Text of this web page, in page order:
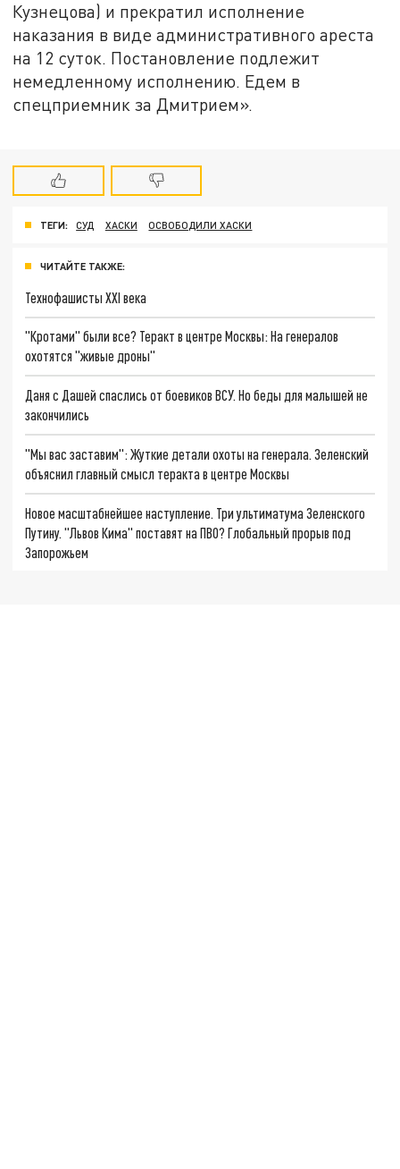
Кузнецова) и прекратил исполнение
наказания в виде административного ареста
на 12 суток. Постановление подлежит
немедленному исполнению. Едем в
спецприемник за Дмитрием».
ТЕГИ: СУД ХАСКИ ОСВОБОДИЛИ ХАСКИ
ЧИТАЙТЕ ТАКЖЕ:
Технофашисты XXI века
"Кротами" были все? Теракт в центре Москвы: На генералов
охотятся "живые дроны"
Даня с Дашей спаслись от боевиков ВСУ. Но беды для малышей не
закончились
"Мы вас заставим": Жуткие детали охоты на генерала. Зеленский
объяснил главный смысл теракта в центре Москвы
Новое масштабнейшее наступление. Три ультиматума Зеленского
Путину. "Львов Кима" поставят на ПВО? Глобальный прорыв под
Запорожьем